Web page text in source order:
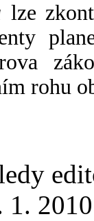
lze
rohu